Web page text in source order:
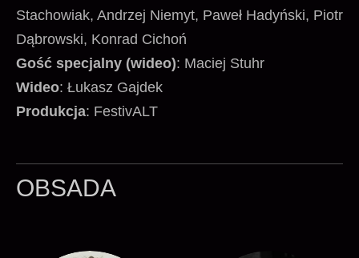
Stachowiak, Andrzej Niemyt, Paweł Hadyński, Piotr
Dąbrowski, Konrad Cichoń
Gość specjalny (wideo): Maciej Stuhr
Wideo: Łukasz Gajdek
Produkcja: FestivALT
OBSADA